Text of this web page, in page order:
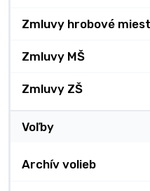
Zmluvy hrobové
Zmluvy MŠ
Zmluvy ZŠ
Voľby
Archív volieb